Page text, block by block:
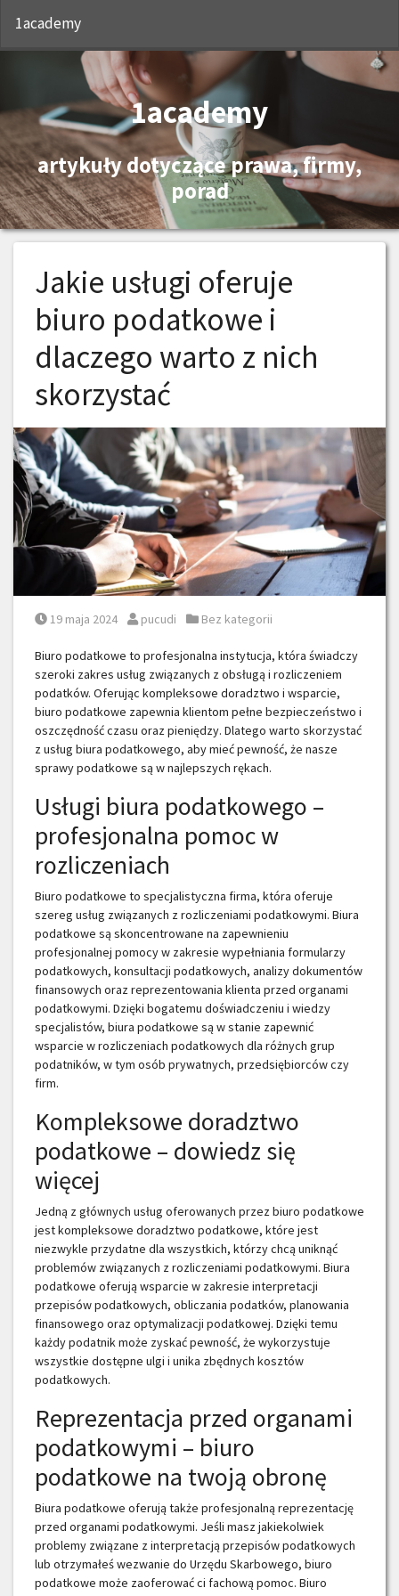
1academy
1academy
artykuły dotyczące prawa, firmy,
porad
Jakie usługi oferuje
biuro podatkowe i
dlaczego warto z nich
skorzystać
Posted on
19 maja 2024 Posted by
pucudi Posted in
Bez kategorii
Biuro podatkowe to profesjonalna instytucja, która świadczy
szeroki zakres usług związanych z obsługą i rozliczeniem
podatków. Oferując kompleksowe doradztwo i wsparcie,
biuro podatkowe zapewnia klientom pełne bezpieczeństwo i
oszczędność czasu oraz pieniędzy. Dlatego warto skorzystać
z usług biura podatkowego, aby mieć pewność, że nasze
sprawy podatkowe są w najlepszych rękach.
Usługi biura podatkowego –
profesjonalna pomoc w
rozliczeniach
Biuro podatkowe to specjalistyczna firma, która oferuje
szereg usług związanych z rozliczeniami podatkowymi. Biura
podatkowe są skoncentrowane na zapewnieniu
profesjonalnej pomocy w zakresie wypełniania formularzy
podatkowych, konsultacji podatkowych, analizy dokumentów
finansowych oraz reprezentowania klienta przed organami
podatkowymi. Dzięki bogatemu doświadczeniu i wiedzy
specjalistów, biura podatkowe są w stanie zapewnić
wsparcie w rozliczeniach podatkowych dla różnych grup
podatników, w tym osób prywatnych, przedsiębiorców czy
firm.
Kompleksowe doradztwo
podatkowe – dowiedz się
więcej
Jedną z głównych usług oferowanych przez biuro podatkowe
jest kompleksowe doradztwo podatkowe, które jest
niezwykle przydatne dla wszystkich, którzy chcą uniknąć
problemów związanych z rozliczeniami podatkowymi. Biura
podatkowe oferują wsparcie w zakresie interpretacji
przepisów podatkowych, obliczania podatków, planowania
finansowego oraz optymalizacji podatkowej. Dzięki temu
każdy podatnik może zyskać pewność, że wykorzystuje
wszystkie dostępne ulgi i unika zbędnych kosztów
podatkowych.
Reprezentacja przed organami
podatkowymi – biuro
podatkowe na twoją obronę
Biura podatkowe oferują także profesjonalną reprezentację
przed organami podatkowymi. Jeśli masz jakiekolwiek
problemy związane z interpretacją przepisów podatkowych
lub otrzymałeś wezwanie do Urzędu Skarbowego, biuro
podatkowe może zaoferować ci fachową pomoc. Biuro